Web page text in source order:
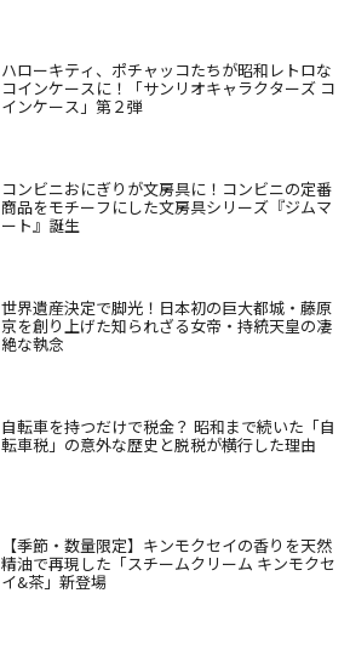
ハローキティ、ポチャッコたちが昭和レトロな
コインケースに！「サンリオキャラクターズ コ
インケース」第２弾
コンビニおにぎりが文房具に！コンビニの定番
商品をモチーフにした文房具シリーズ『ジムマ
ート』誕生
世界遺産決定で脚光！日本初の巨大都城・藤原
京を創り上げた知られざる女帝・持統天皇の凄
絶な執念
自転車を持つだけで税金？ 昭和まで続いた「自
転車税」の意外な歴史と脱税が横行した理由
【季節・数量限定】キンモクセイの香りを天然
精油で再現した「スチームクリーム キンモクセ
イ&茶」新登場